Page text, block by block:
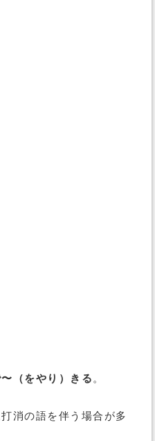
（をやり）きる 。
消の語を伴う場合が多